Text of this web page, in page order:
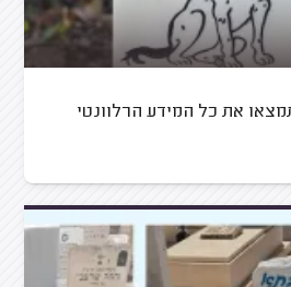
את כל המידע הרלוונטי